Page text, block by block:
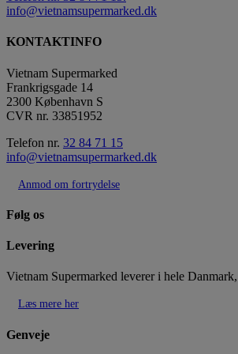
info@vietnamsupermarked.dk
KONTAKTINFO
Vietnam Supermarked
Frankrigsgade 14
2300 København S
CVR nr. 33851952
Telefon nr. 32 84 71 15
info@vietnamsupermarked.dk
Anmod om fortrydelse
Følg os
Levering
Vietnam Supermarked leverer i hele
Læs mere her
Genveje